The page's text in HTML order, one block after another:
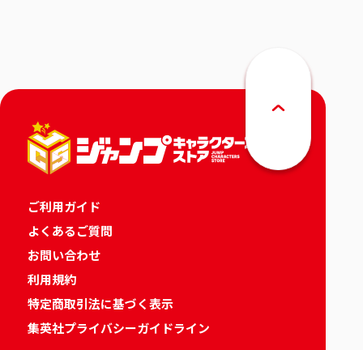
ご利用ガイド
よくあるご質問
お問い合わせ
利用規約
特定商取引法に基づく表示
集英社プライバシーガイドライン